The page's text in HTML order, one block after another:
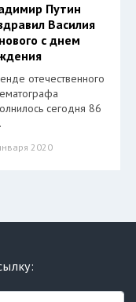
Путин
Василия
с днем
отечественного
сегодня 86
2020